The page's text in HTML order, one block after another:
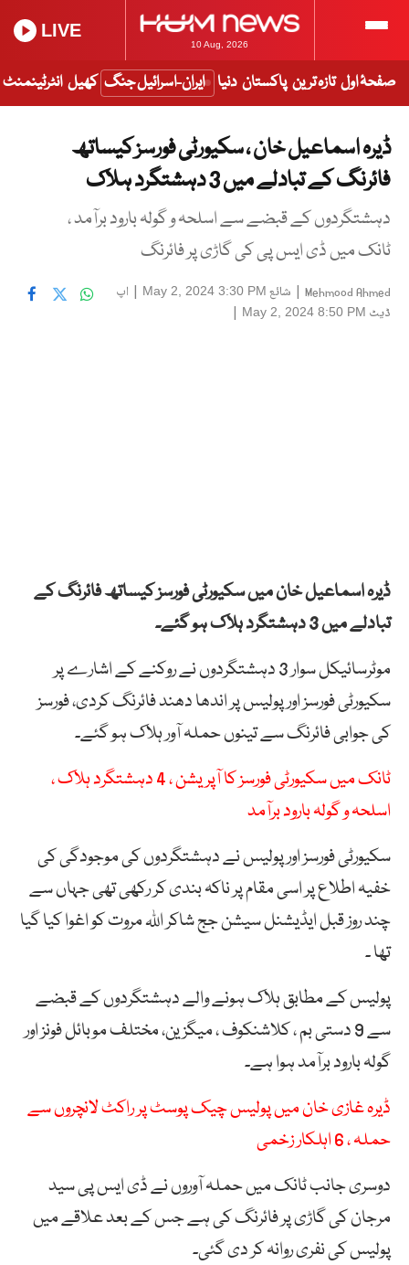
10 Aug, 2026
LIVE
صفحۂ اول تازہ ترین پاکستان دنیا ایران-اسرائیل جنگ کھیل انٹرٹینمنٹ
ڈیرہ اسماعیل خان ، سکیورٹی فورسز کیساتھ
فائرنگ کے تبادلے میں 3 دہشتگرد ہلاک
دہشتگردوں کے قبضے سے اسلحہ و گولہ بارود برآمد ،
ٹانک میں ڈی ایس پی کی گاڑی پر فائرنگ
Mehmood Ahmed
| شائع May 2, 2024 3:30 PM
| اپ
ڈیٹ May 2, 2024 8:50 PM
|
ڈیرہ اسماعیل خان میں سکیورٹی فورسز کیساتھ فائرنگ کے
تبادلے میں 3 دہشتگرد ہلاک ہو گئے۔
موٹرسائیکل سوار 3 دہشتگردوں نے روکنے کے اشارے پر
سکیورٹی فورسز اور پولیس پر اندھا دھند فائرنگ کردی، فورسز
کی جوابی فائرنگ سے تینوں حملہ آور ہلاک ہو گئے۔
ٹانک میں سکیورٹی فورسز کا آپریشن ، 4 دہشتگرد ہلاک ،
اسلحہ و گولہ بارود برآمد
سکیورٹی فورسز اور پولیس نے دہشتگردوں کی موجودگی کی
خفیہ اطلاع پر اسی مقام پر ناکہ بندی کر رکھی تھی جہاں سے
چند روز قبل ایڈیشنل سیشن جج شاکر اللہ مروت کو اغوا کیا گیا
تھا ۔
پولیس کے مطابق ہلاک ہونے والے دہشتگردوں کے قبضے
سے 9 دستی بم ، کلاشنکوف ، میگزین، مختلف موبائل فونز اور
گولہ بارود برآمد ہوا ہے۔
ڈیرہ غازی خان میں پولیس چیک پوسٹ پر راکٹ لانچروں سے
حملہ ، 6 اہلکار زخمی
دوسری جانب ٹانک میں حملہ آوروں نے ڈی ایس پی سید
مرجان کی گاڑی پر فائرنگ کی ہے جس کے بعد علاقے میں
پولیس کی نفری روانہ کر دی گئی۔